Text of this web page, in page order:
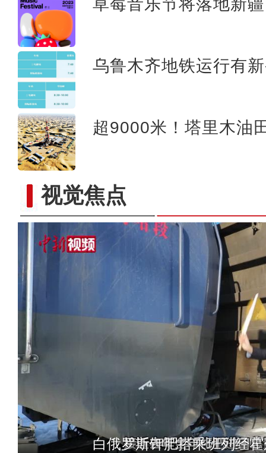
草莓音乐节将落地新疆
乌鲁木齐地铁运行有
超9000米！塔里木油
视觉焦点
白俄罗斯钾肥搭乘班列经